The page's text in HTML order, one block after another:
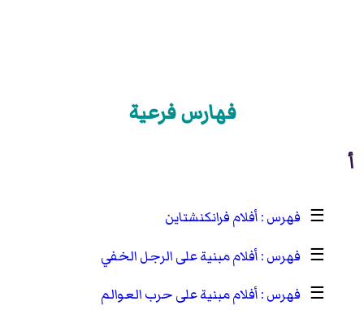
فهارس فرعية
أ
☰
أفلام فرانكنشتاين
☰
أفلام مبنية على الرجل الخفي
☰
أفلام مبنية على حرب العوالم